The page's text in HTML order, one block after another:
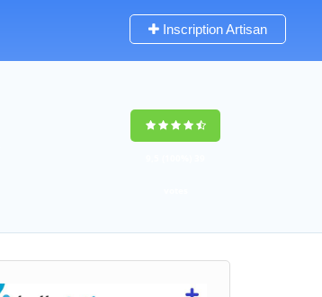
Inscription Artisan